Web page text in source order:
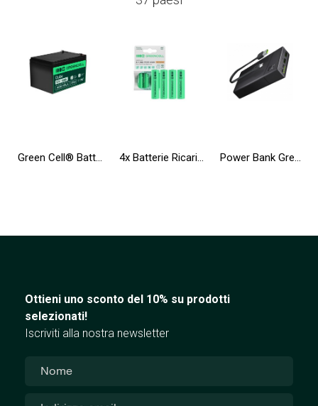
Green Cell® Batteria AGM 12V 12Ah accumulatore sigillata giocattoli per bambini Installazioni di allarme 4x Batterie Ricaricabili AA R6 2600mAh Ni-MH Pile Green Cell Power Bank Green Cell GC PowerPlay20 20000mAh con ricarica rapida 2x USB Ultra Charge e 2x USB-C Power Delivery18W
Ottieni uno sconto del 10% su prodotti
selezionati!
Iscriviti alla nostra newsletter